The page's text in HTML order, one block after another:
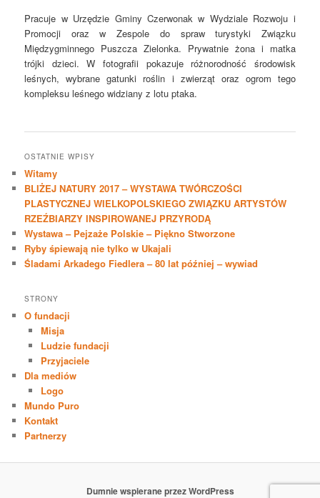
Pracuje w Urzędzie Gminy Czerwonak w Wydziale Rozwoju i
Promocji oraz w Zespole do spraw turystyki Związku
Międzygminnego Puszcza Zielonka. Prywatnie żona i matka
trójki dzieci.W fotografii pokazuje różnorodność środowisk
leśnych, wybrane gatunki roślin i zwierząt oraz ogrom tego
kompleksu leśnego widziany z lotu ptaka.
OSTATNIE WPISY
Witamy
BLIŻEJ NATURY 2017 – WYSTAWA TWÓRCZOŚCI
PLASTYCZNEJ WIELKOPOLSKIEGO ZWIĄZKU ARTYSTÓW
RZEŹBIARZY INSPIROWANEJ PRZYRODĄ
Wystawa – Pejzaże Polskie – Piękno Stworzone
Ryby śpiewają nie tylko w Ukajali
Śladami Arkadego Fiedlera – 80 lat później – wywiad
STRONY
O fundacji
Misja
Ludzie fundacji
Przyjaciele
Dla mediów
Logo
Mundo Puro
Kontakt
Partnerzy
Dumnie wspierane przez WordPress